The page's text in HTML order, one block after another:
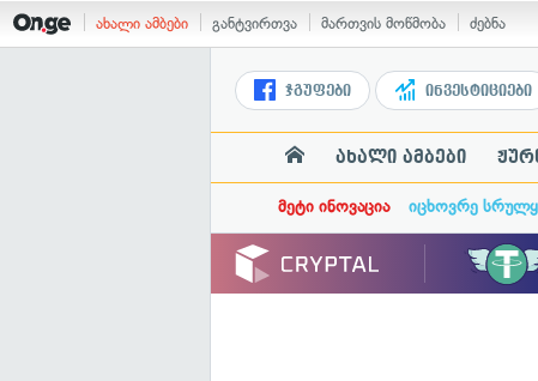
ახალი ამბები განტვირთვა მართვის მოწმობა ძებნა
ჯგუფები ინვესტიციები
ახალი ამბები
მეტი ინოვაცია იცხოვრე